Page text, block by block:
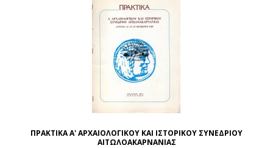
ΠΡΑΚΤΙΚΑ Α' ΑΡΧΑΙΟΛΟΓΙΚΟΥ ΚΑΙ ΙΣΤΟΡΙΚΟΥ ΣΥΝΕΔΡΙΟΥ
ΑΙΤΩΛΟΑΚΑΡΝΑΝΙΑΣ